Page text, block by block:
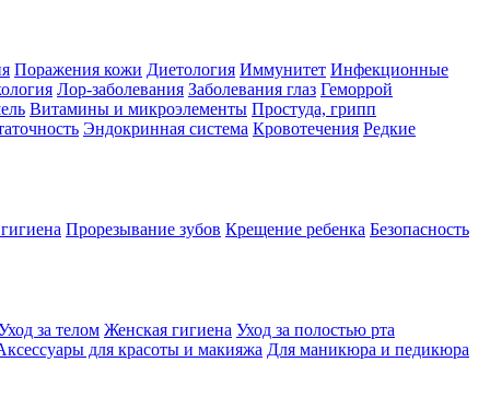
Поражения кожи Диетология Иммунитет Инфекционные
Лор-заболевания Заболевания глаз Геморрой
Витамины и микроэлементы Простуда, грипп
Эндокринная система Кровотечения Редкие
Прорезывание зубов Крещение ребенка Безопасность
за телом Женская гигиена Уход за полостью рта
для красоты и макияжа Для маникюра и педикюра